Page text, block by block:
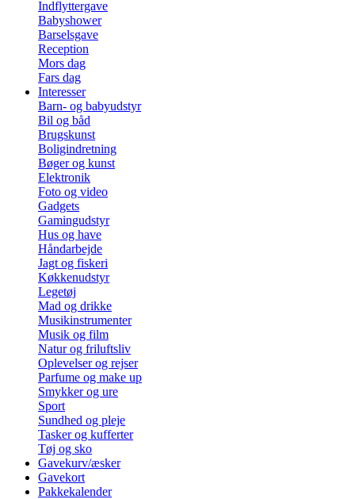
Indflyttergave
Babyshower
Barselsgave
Reception
Mors dag
Fars dag
Interesser
Barn- og babyudstyr
Bil og båd
Brugskunst
Boligindretning
Bøger og kunst
Elektronik
Foto og video
Gadgets
Gamingudstyr
Hus og have
Håndarbejde
Jagt og fiskeri
Køkkenudstyr
Legetøj
Mad og drikke
Musikinstrumenter
Musik og film
Natur og friluftsliv
Oplevelser og rejser
Parfume og make up
Smykker og ure
Sport
Sundhed og pleje
Tasker og kufferter
Tøj og sko
Gavekurv/æsker
Gavekort
Pakkekalender